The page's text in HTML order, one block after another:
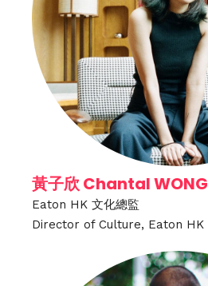
黃子欣 Chantal WONG
Eaton HK 文化總監
Director of Culture, Eaton HK